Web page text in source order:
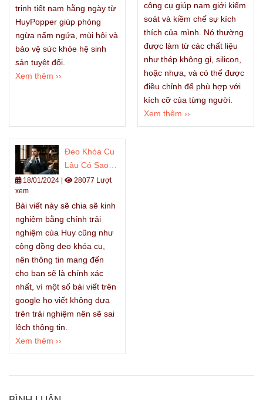
trinh tiết nam hằng ngày từ
HuyPopper giúp phòng
ngừa nấm ngứa, mùi hôi và
bảo vệ sức khỏe hệ sinh
sản tuyệt đối.
Xem thêm ››
công cụ giúp nam giới kiểm
soát và kiềm chế sự kích
thích của mình. Nó thường
được làm từ các chất liệu
như thép không gỉ, silicon,
hoặc nhựa, và có thể được
điều chỉnh để phù hợp với
kích cỡ của từng người.
Xem thêm ››
Đeo Khóa Cu
Lâu Có Sao
Không? 4 Vấn
khóa cu lâu.
18/01/2024
28077 Lượt
xem
Bài viết này sẽ chia sẽ kinh
nghiệm bằng chính trải
nghiệm của Huy cũng như
cộng đồng đeo khóa cu,
nên thông tin mang đến
cho bạn sẽ là chính xác
nhất, vì một số bài viết trên
google họ viết không dựa
trên trải nghiệm nên sẽ sai
lệch thông tin.
Xem thêm ››